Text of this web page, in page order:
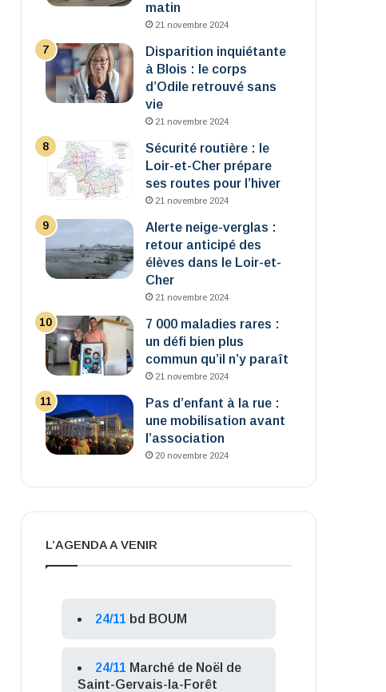
matin
21 novembre 2024
Disparition inquiétante
à Blois : le corps
d’Odile retrouvé sans
vie
21 novembre 2024
Sécurité routière : le
Loir-et-Cher prépare
ses routes pour l’hiver
21 novembre 2024
Alerte neige-verglas :
retour anticipé des
élèves dans le Loir-et-
Cher
21 novembre 2024
7 000 maladies rares :
un défi bien plus
commun qu’il n’y paraît
21 novembre 2024
Pas d’enfant à la rue :
une mobilisation avant
l’association
20 novembre 2024
L’AGENDA A VENIR
24/11 bd BOUM
24/11 Marché de Noël de
Saint-Gervais-la-Forêt